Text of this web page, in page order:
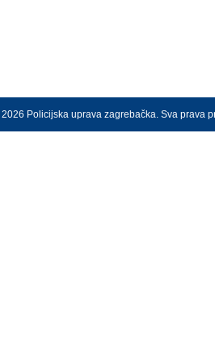
Policijska uprava zagrebačka. Sva prava